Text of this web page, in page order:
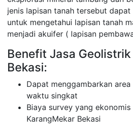
jenis lapisan tanah tersebut
untuk mengetahui lapisan tanah
menjadi akuifer ( lapisan
Benefit Jasa
Bekasi:
Dapat menggambarkan
waktu singkat
Biaya survey yang
KarangMekar Bekasi